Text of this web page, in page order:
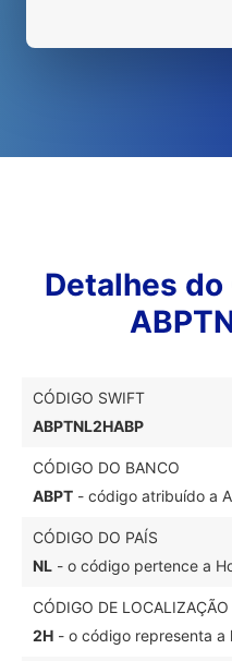
Detalhes do
CÓDIGO SWIFT
ABPTNL2HABP
CÓDIGO DO BANCO
ABPT - código atribuído a
CÓDIGO DO PAÍS
NL - o código pertence a
CÓDIGO DE LOCALIZAÇÃO
2H - o código representa a